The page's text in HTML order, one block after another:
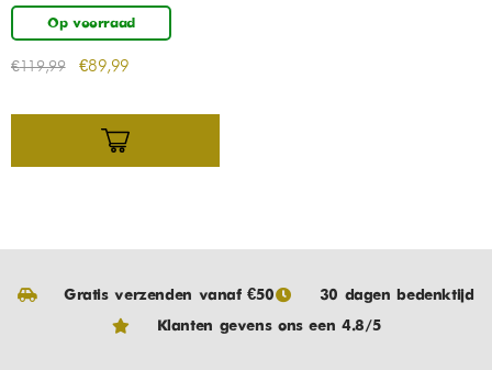
Op voorraad
€119,99 €89,99
Gratis verzenden vanaf €50
30 dagen bedenktijd
Klanten gevens ons een 4.8/5